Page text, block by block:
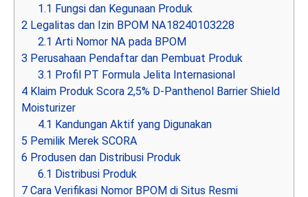
1.1 Fungsi dan Kegunaan Produk
2 Legalitas dan Izin BPOM NA18240103228
2.1 Arti Nomor NA pada BPOM
3 Perusahaan Pendaftar dan Pembuat Produk
3.1 Profil PT Formula Jelita Internasional
4 Klaim Produk Scora 2,5% D-Panthenol Barrier Shield
Moisturizer
4.1 Kandungan Aktif yang Digunakan
5 Pemilik Merek SCORA
6 Produsen dan Distribusi Produk
6.1 Distribusi Produk
7 Cara Verifikasi Nomor BPOM di Situs Resmi